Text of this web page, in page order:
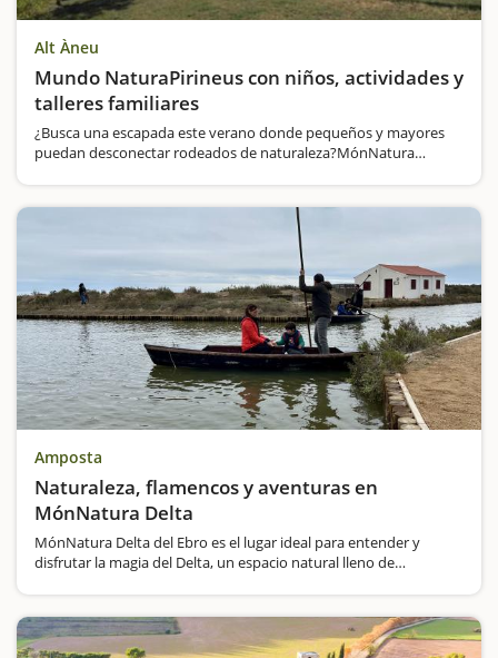
Alt Àneu
Mundo NaturaPirineus con niños, actividades y
talleres familiares
¿Busca una escapada este verano donde pequeños y mayores
puedan desconectar rodeados de naturaleza?MónNatura
Amposta
Naturaleza, flamencos y aventuras en
MónNatura Delta
MónNatura Delta del Ebro es el lugar ideal para entender y
disfrutar la magia del Delta, un espacio natural lleno de
tradicional…